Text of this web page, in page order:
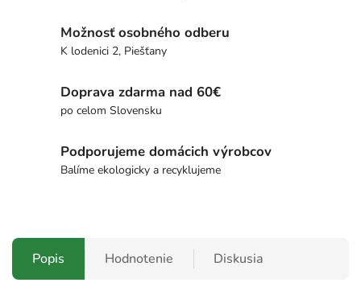
Možnosť osobného odberu
K lodenici 2, Piešťany
Doprava zdarma nad 60€
po celom Slovensku
Podporujeme domácich výrobcov
Balíme ekologicky a recyklujeme
Popis Hodnotenie Diskusia